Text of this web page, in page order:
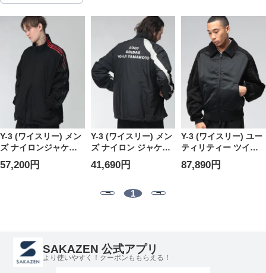
Y-3 (ワイスリー) メン
ズ ナイロンジャケッ
ト グラデーション 3ス
トライプス ナイロン
57,200円
Y-3 (ワイスリー) メン
ズ ナイロン ジャケッ
ト 軽量 ナイロン 撥水
フルジップ RAW
NYLON SHELL
41,690円
Y-3 (ワイスリー) ユー
ティリティー ツイル
切り替え ボンバー ジ
ャケット Y3JY4554
87,890円
1
SAKAZEN 公式アプリ
より使いやすく！クーポンももらえる！